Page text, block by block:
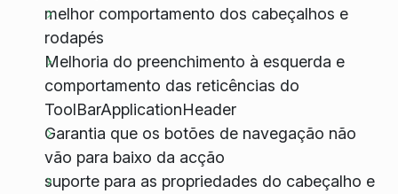
melhor comportamento dos cabeçalhos e
rodapés
Melhoria do preenchimento à esquerda e
comportamento das reticências do
ToolBarApplicationHeader
Garantia que os botões de navegação não
vão para baixo da acção
suporte para as propriedades do cabeçalho e